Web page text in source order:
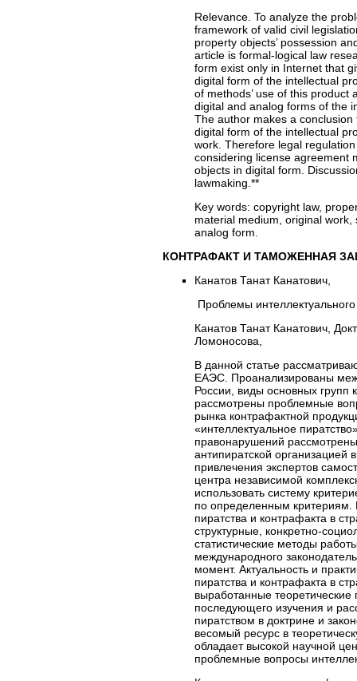
Relevance. To analyze the
framework of valid civil
property objects’ possession
article is formal-logical law
form exist only in Internet that
digital form of the intellectual
of methods’ use of this
digital and analog forms of the
The author makes a
digital form of the intellectual
work. Therefore legal
considering license agreement
objects in digital form.
lawmaking.**
Key words: copyright law,
material medium, original
analog form.
КОНТРАФАКТ И ТАМОЖЕННАЯ
Канатов Танат Канатович,
Проблемы
Канатов Танат Канатович,
Ломоносова,
В данной статье
ЕАЭС. Проанализированы
России, виды основных
рассмотрены проблемные
рынка контрафактной
«интеллектуальное
правонарушений
антипиратской
привлечения экспертов
центра независимой
использовать систему
по определенным критериям.
пиратства и контрафакта в
структурные, конкретно-
статистические методы
международного
момент. Актуальность и
пиратства и контрафакта в
выработанные
последующего изучения и
пиратством в доктрине и
весомый ресурс в
обладает высокой научной
проблемные вопросы